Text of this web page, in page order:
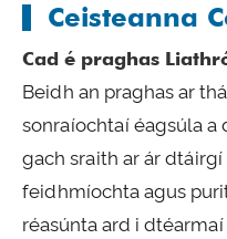
Ceisteanna
Cad é praghas
Beidh an praghas ar
sonraíochtaí éagsúla a
gach sraith ar ár
feidhmíochta agus
réasúnta ard i